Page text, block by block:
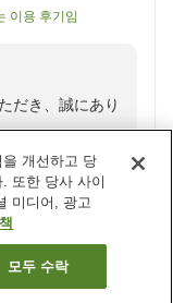
16373?
이용 후기임
だき、誠にあり
、ビジネスホテ
努めておりま
、観光やビジ
いただいており
개선하고 당
또한 당사 사이
미디어, 광고
모두 수락